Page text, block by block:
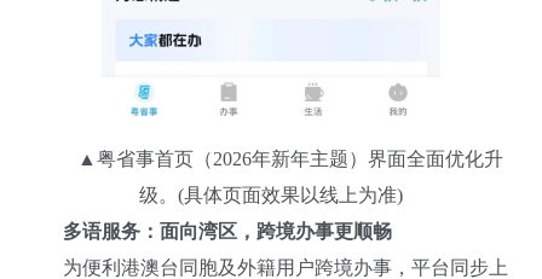
▲粤省事首页（2026年新年主题）界面全面优化升
级。(具体页面效果以线上为准)
多语服务：面向湾区，跨境办事更顺畅
为便利港澳台同胞及外籍用户跨境办事，平台同步上